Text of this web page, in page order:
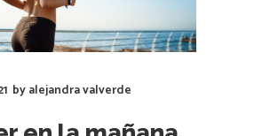
byalejandra valverde